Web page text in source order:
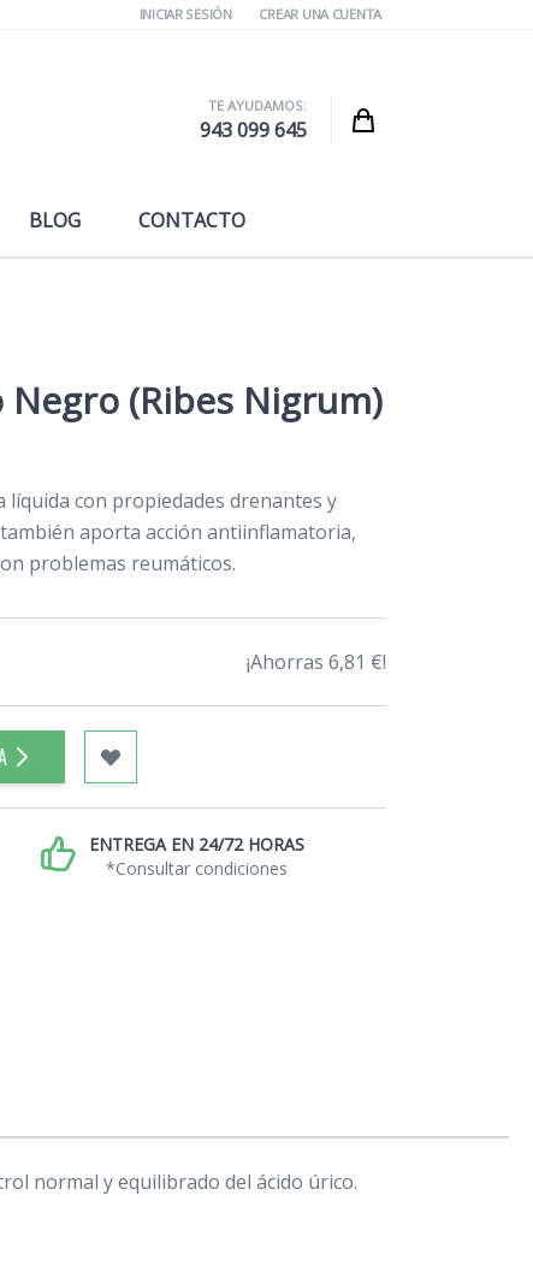
INICIAR SESIÓN CREAR UNA CUENTA
TE AYUDAMOS:
943 099 645 Cart
BLOG CONTACTO
(Ribes Nigrum)
con propiedades drenantes y
también aporta acción antiinflamatoria,
problemas reumáticos.
¡Ahorras 6,81 €!
ENTREGA EN 24/72 HORAS
*Consultar condiciones
normal y equilibrado del ácido úrico.